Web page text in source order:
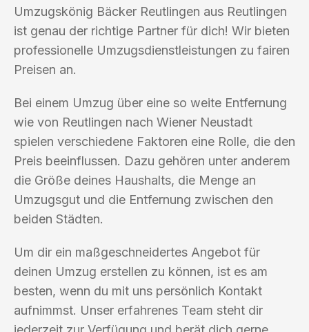
Umzugskönig Bäcker Reutlingen aus Reutlingen
ist genau der richtige Partner für dich! Wir bieten
professionelle Umzugsdienstleistungen zu fairen
Preisen an.
Bei einem Umzug über eine so weite Entfernung
wie von Reutlingen nach Wiener Neustadt
spielen verschiedene Faktoren eine Rolle, die den
Preis beeinflussen. Dazu gehören unter anderem
die Größe deines Haushalts, die Menge an
Umzugsgut und die Entfernung zwischen den
beiden Städten.
Um dir ein maßgeschneidertes Angebot für
deinen Umzug erstellen zu können, ist es am
besten, wenn du mit uns persönlich Kontakt
aufnimmst. Unser erfahrenes Team steht dir